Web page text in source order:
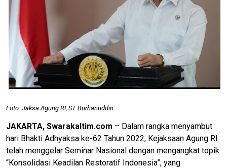
Foto: Jaksa Agung RI, ST Burhanuddin
JAKARTA, Swarakaltim.com – Dalam rangka menyambut
hari Bhakti Adhyaksa ke-62 Tahun 2022, Kejaksaan Agung RI
telah menggelar Seminar Nasional dengan mengangkat topik
“Konsolidasi Keadilan Restoratif Indonesia”, yang